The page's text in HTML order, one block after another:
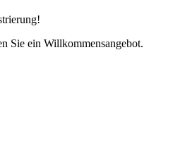
Sie ein Willkommensangebot.